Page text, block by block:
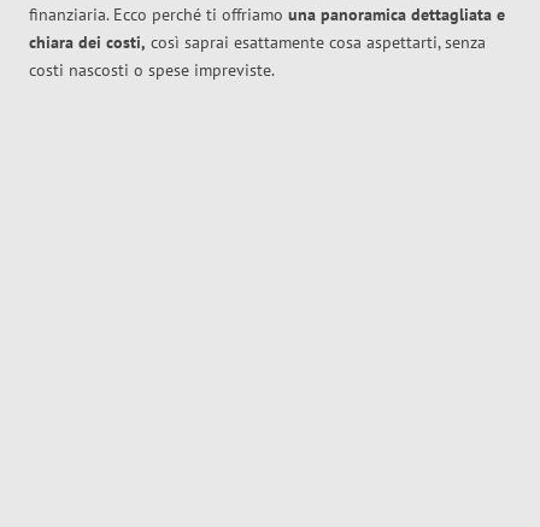
finanziaria. Ecco perché ti offriamo una panoramica dettagliata e
chiara dei costi, così saprai esattamente cosa aspettarti, senza
costi nascosti o spese impreviste.